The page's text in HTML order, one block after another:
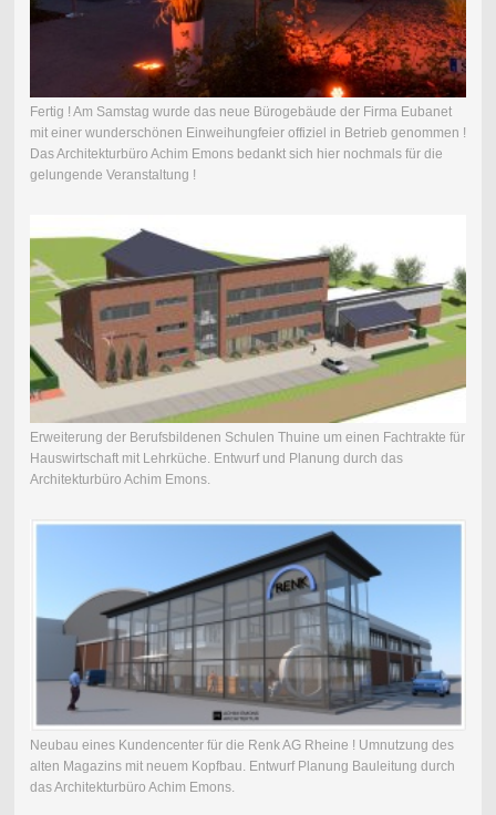
Fertig ! Am Samstag wurde das neue Bürogebäude der Firma Eubanet
mit einer wunderschönen Einweihungfeier offiziel in Betrieb genommen !
Das Architekturbüro Achim Emons bedankt sich hier nochmals für die
gelungende Veranstaltung !
Erweiterung der Berufsbildenen Schulen Thuine um einen Fachtrakte für
Hauswirtschaft mit Lehrküche. Entwurf und Planung durch das
Architekturbüro Achim Emons.
Neubau eines Kundencenter für die Renk AG Rheine ! Umnutzung des
alten Magazins mit neuem Kopfbau. Entwurf Planung Bauleitung durch
das Architekturbüro Achim Emons.